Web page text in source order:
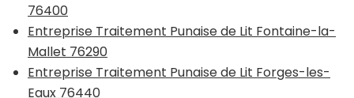
76400
Entreprise Traitement Punaise de Lit Fontaine-la-
Mallet 76290
Entreprise Traitement Punaise de Lit Forges-les-
Eaux 76440